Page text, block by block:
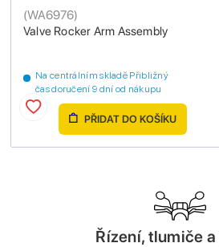
Valve Rocker Arm Assembly
(WA6976)
Na centrálním skladě Přibližný
čas doručení 9 dní od nákupu
PŘIDAT DO KOŠÍKU
Řízení, tlumiče